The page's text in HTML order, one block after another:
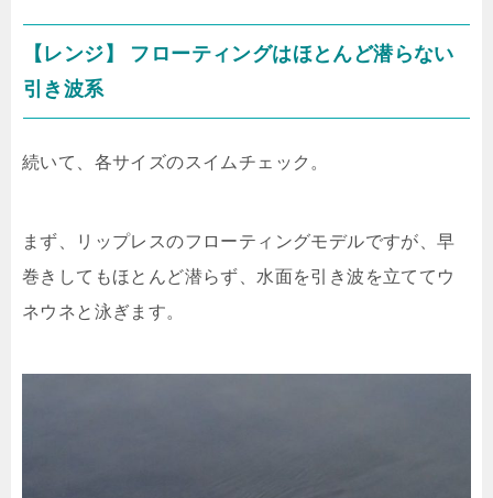
【レンジ】 フローティングはほとんど潜らない
引き波系
続いて、各サイズのスイムチェック。
まず、リップレスのフローティングモデルですが、早
巻きしてもほとんど潜らず、水面を引き波を立ててウ
ネウネと泳ぎます。